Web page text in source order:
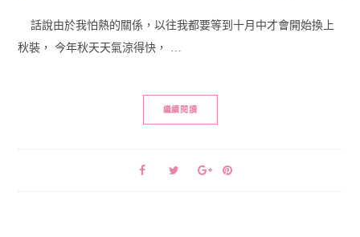
話說由於我怕熱的關係，以往我都要等到十月中才會開始換上
秋裝， 今年秋天天氣涼得快， …
繼續閱讀